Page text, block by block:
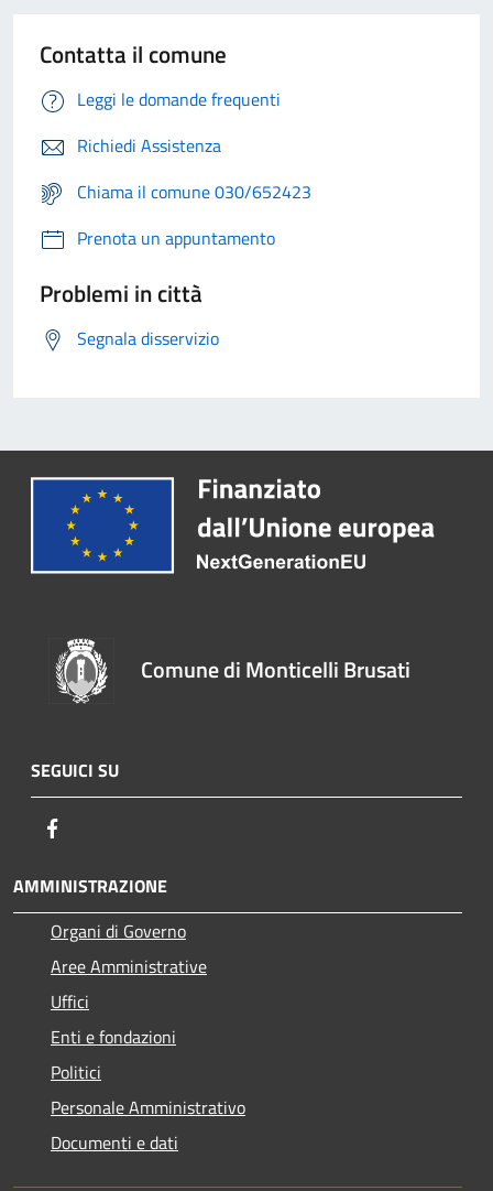
Contatta il comune
Leggi le domande frequenti
Richiedi Assistenza
Chiama il comune 030/652423
Prenota un appuntamento
Problemi in città
Segnala disservizio
Comune di Monticelli Brusati
SEGUICI SU
AMMINISTRAZIONE
Organi di Governo
Aree Amministrative
Uffici
Enti e fondazioni
Politici
Personale Amministrativo
Documenti e dati